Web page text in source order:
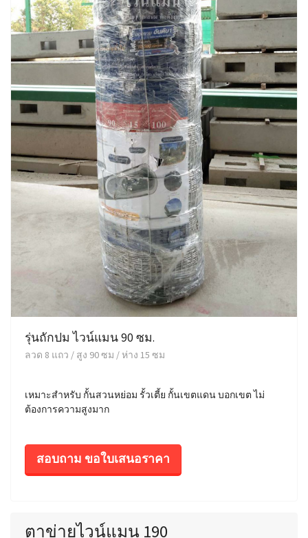
รุ่นถักปม ไวน์แมน 90 ซม.
ลวด 8 แถว / สูง 90 ซม / ห่าง 15 ซม
เหมาะสำหรับ กั้นสวนหย่อม รั้วเตี้ย กั้นเขตแดน บอกเขต ไม่
ต้องการความสูงมาก
สอบถาม ขอใบเสนอราคา
ตาข่ายไวน์แมน 190